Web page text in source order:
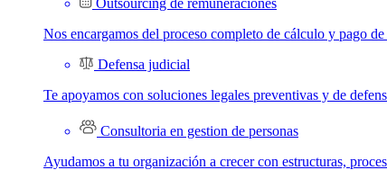
Outsourcing de remuneraciones
Nos encargamos del proceso completo de cálculo y pago
Defensa judicial
Te apoyamos con soluciones legales preventivas y de
Consultoria en gestion de personas
Ayudamos a tu organización a crecer con estructuras,